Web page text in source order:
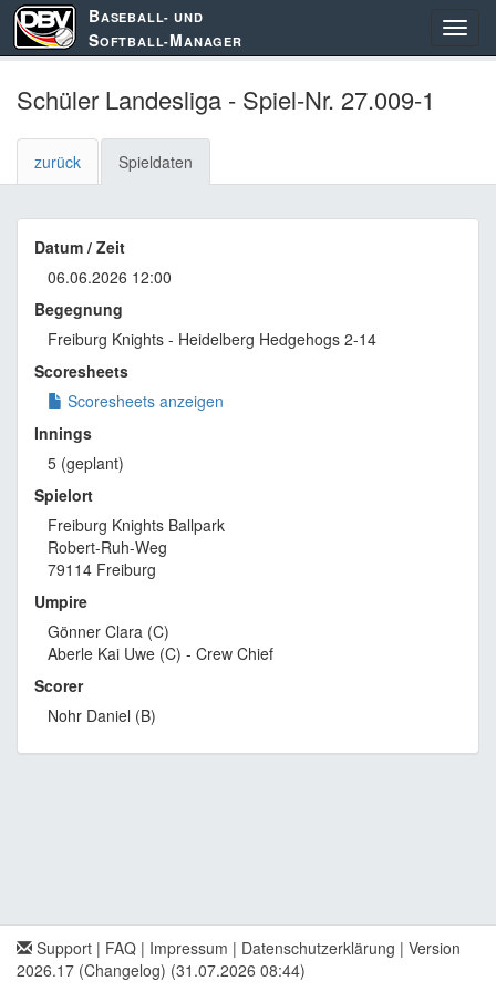
BASEBALL- UND
SOFTBALL-MANAGER
Schüler Landesliga - Spiel-Nr. 27.009-1
zurück Spieldaten
Datum / Zeit
06.06.2026 12:00
Begegnung
Freiburg Knights - Heidelberg Hedgehogs 2-14
Scoresheets
Scoresheets anzeigen
Innings
5 (geplant)
Spielort
Freiburg Knights Ballpark
Robert-Ruh-Weg
79114 Freiburg
Umpire
Gönner Clara (C)
Aberle Kai Uwe (C) - Crew Chief
Scorer
Nohr Daniel (B)
Support | FAQ | Impressum | Datenschutzerklärung | Version
2026.17 (Changelog) (31.07.2026 08:44)